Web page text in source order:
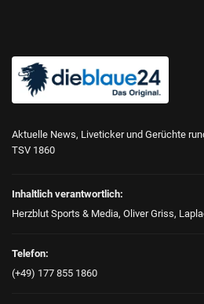
Aktuelle News, Liveticker und Gerüchte
TSV 1860
Inhaltlich verantwortlich:
Herzblut Sports & Media, Oliver Griss,
Telefon:
(+49) 177 855 1860